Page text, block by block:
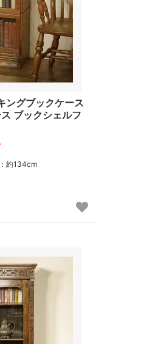
ングブックケース
ブックシェルフ
約134cm